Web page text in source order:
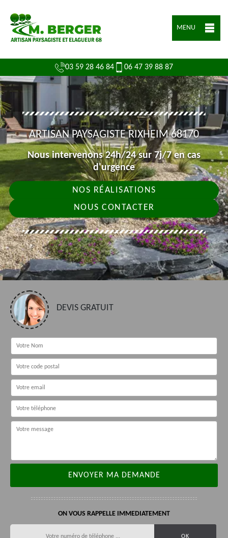
MENU
03 59 28 46 84 06 47 39 88 87
ARTISAN PAYSAGISTE RIXHEIM 68170
Nous intervenons 24h/24 sur 7j/7 en cas
d'urgence
NOS RÉALISATIONS
NOUS CONTACTER
DEVIS GRATUIT
ON VOUS RAPPELLE IMMEDIATEMENT